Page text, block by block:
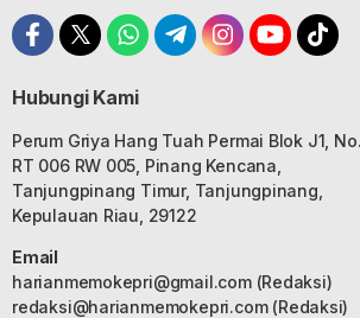
Hubungi Kami
Perum Griya Hang Tuah Permai Blok J1,
RT 006 RW 005, Pinang Kencana,
Tanjungpinang Timur, Tanjungpinang,
Kepulauan Riau, 29122
Email
harianmemokepri@gmail.com(Redaksi)
redaksi@harianmemokepri.com(Redaksi)